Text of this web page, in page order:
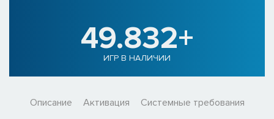
49.832+
ИГР В НАЛИЧИИ
Описание Активация Системные требования